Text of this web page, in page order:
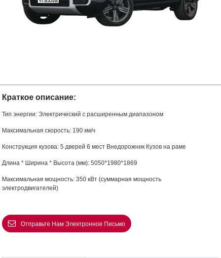
Краткое описание:
Тип энергии: Электрический с расширенным диапазоном
Максимальная скорость: 190 км/ч
Конструкция кузова: 5 дверей 6 мест Внедорожник Кузов на раме
Длина * Ширина * Высота (мм): 5050*1980*1869
Максимальная мощность: 350 кВт (суммарная мощность
электродвигателей)
Отправьте Нам Электронное Письмо